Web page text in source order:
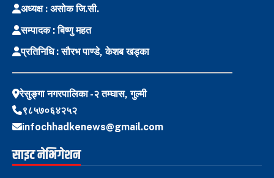
अध्यक्ष : असोक जि.सी.
सम्पादक : बिष्णु महत
प्रतिनिधि : सौरभ पाण्डे, केशब खड्का
रेसुङ्गा नगरपालिका -२ तम्घास, गुल्मी
९८५७०६४२५२
infochhadkenews@gmail.com
साइट नेभिगेशन